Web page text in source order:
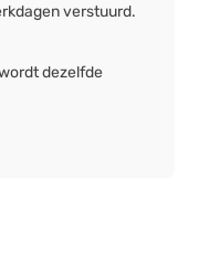
verstuurd.
dezelfde